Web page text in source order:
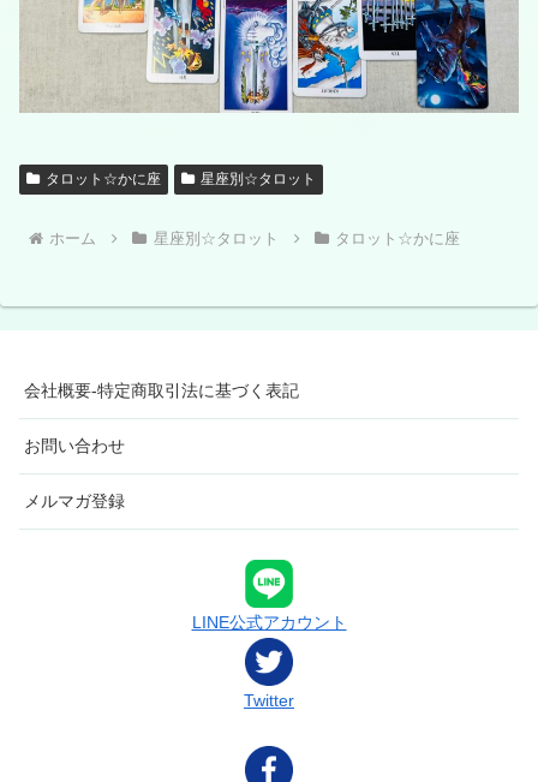
タロット☆かに座 星座別☆タロット
ホーム 星座別☆タロット タロット☆かに座
会社概要-特定商取引法に基づく表記
お問い合わせ
メルマガ登録
LINE公式アカウント
Twitter